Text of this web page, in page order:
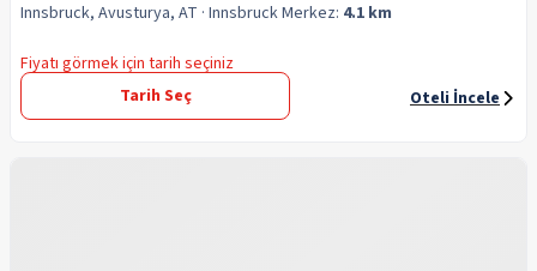
Innsbruck, Avusturya, AT · InnsbruckMerkez: 4.1 km
Fiyatı görmek için tarih seçiniz
Tarih Seç
Oteli İncele